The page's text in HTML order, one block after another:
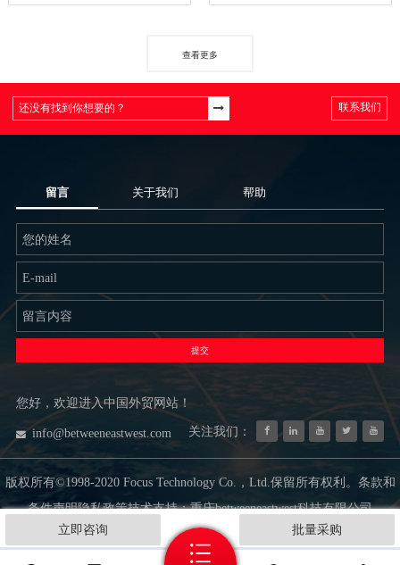
立即咨询 批量采购
查看更多
联系我们
留言 关于我们 帮助
提交
您好，欢迎进入中国外贸网站！
info@betweeneastwest.com 关注我们：
版权所有©1998-2020 Focus Technology Co.，Ltd.保留所有权利。条款和
条件声明隐私政策技术支持：重庆betweeneastwest科技有限公司